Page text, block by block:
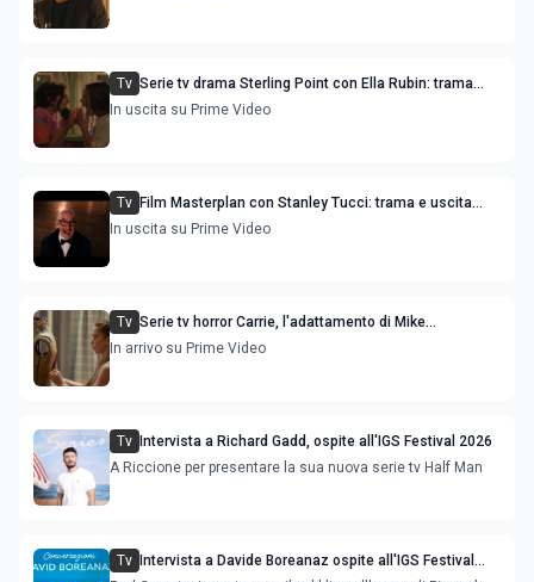
Tv Serie tv drama Sterling Point con Ella Rubin: trama
cast e uscita streaming
In uscita su Prime Video
Tv Film Masterplan con Stanley Tucci: trama e uscita
streaming
In uscita su Prime Video
Tv Serie tv horror Carrie, l'adattamento di Mike
Flanaghan: trama cast e uscita
In arrivo su Prime Video
Tv Intervista a Richard Gadd, ospite all'IGS Festival 2026
A Riccione per presentare la sua nuova serie tv Half Man
Tv Intervista a Davide Boreanaz ospite all'IGS Festival